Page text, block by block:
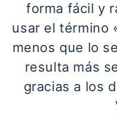
forma fácil y
usar el término
menos que lo
resulta más
gracias a los